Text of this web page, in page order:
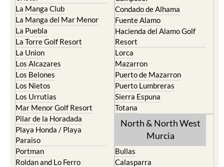
La Manga Club
La Manga del Mar Menor
La Puebla
La Torre Golf Resort
La Union
Los Alcazares
Los Belones
Los Nietos
Los Urrutias
Mar Menor Golf Resort
Pilar de la Horadada
Playa Honda / Playa
Paraiso
Portman
Roldan and Lo Ferro
Condado de Alhama
Fuente Alamo
Hacienda del Alamo Golf
Resort
Lorca
Mazarron
Puerto de Mazarron
Puerto Lumbreras
Sierra Espuna
Totana
North & North West
Murcia
Bullas
Calasparra